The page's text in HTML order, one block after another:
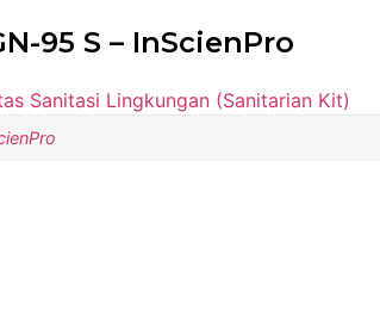
95 S – InScienPro
Sanitasi Lingkungan (Sanitarian Kit)